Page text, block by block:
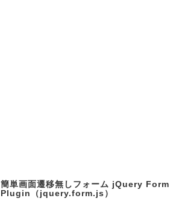
簡単画面遷移無しフォーム jQuery Form
Plugin（jquery.form.js）